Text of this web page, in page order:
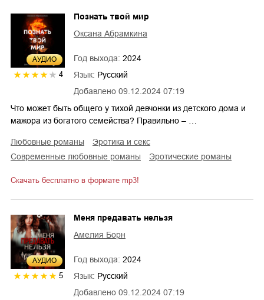
AУДИО
4
Добавлено 09.12.2024 07:19
Познать твой мир
Оксана Абрамкина
Год выхода: 2024
Язык: Русский
Что может быть общего у тихой девчонки из детского дома и
мажора из богатого семейства? Правильно – …
любовные романы
эротика и секс
современные любовные романы
эротические романы
Скачать бесплатно в формате mp3!
AУДИО
5
Добавлено 09.12.2024 07:19
Меня предавать нельзя
Амелия Борн
Год выхода: 2024
Язык: Русский